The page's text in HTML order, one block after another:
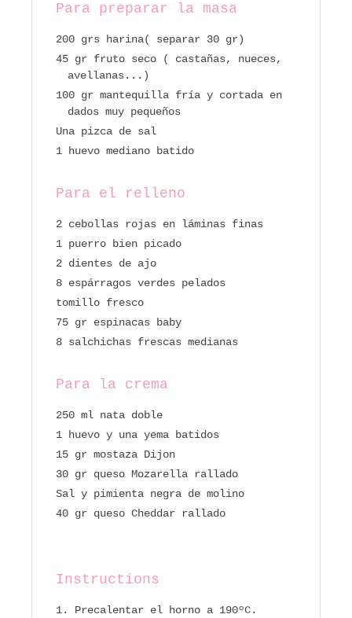
Para preparar la masa
200 grs harina( separar 30 gr)
45 gr fruto seco ( castañas, nueces,
avellanas...)
100 gr mantequilla fría y cortada en
dados muy pequeños
Una pizca de sal
1 huevo mediano batido
Para el relleno
2 cebollas rojas en láminas finas
1 puerro bien picado
2 dientes de ajo
8 espárragos verdes pelados
tomillo fresco
75 gr espinacas baby
8 salchichas frescas medianas
Para la crema
250 ml nata doble
1 huevo y una yema batidos
15 gr mostaza Dijon
30 gr queso Mozarella rallado
Sal y pimienta negra de molino
40 gr queso Cheddar rallado
Instructions
Precalentar el horno a 190ºC.